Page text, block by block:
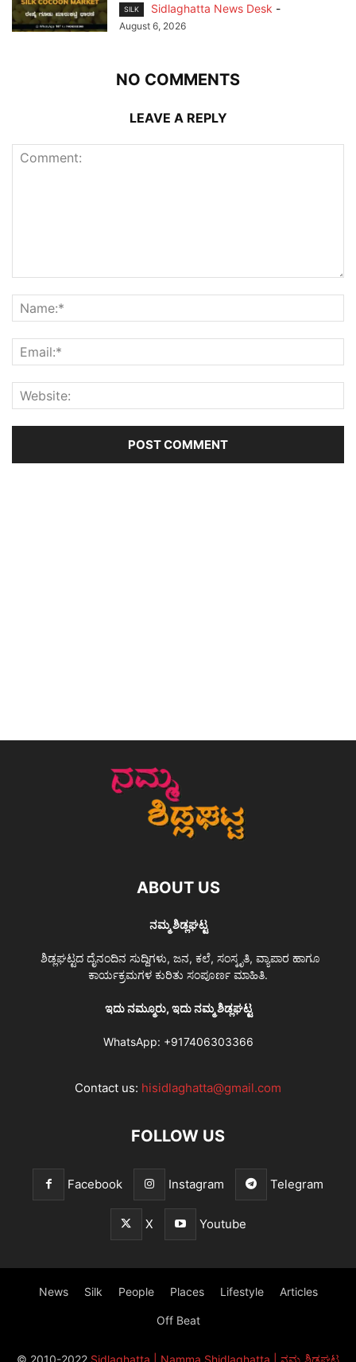
SILK Sidlaghatta News Desk -
August 6, 2026
NO COMMENTS
LEAVE A REPLY
ABOUT US
ನಮ್ಮ ಶಿಡ್ಲಘಟ್ಟ
ಶಿಡ್ಲಘಟ್ಟದ ದೈನಂದಿನ ಸುದ್ದಿಗಳು, ಜನ, ಕಲೆ, ಸಂಸ್ಕೃತಿ, ವ್ಯಾಪಾರ ಹಾಗೂ
ಕಾರ್ಯಕ್ರಮಗಳ ಕುರಿತು ಸಂಪೂರ್ಣ ಮಾಹಿತಿ.
ಇದು ನಮ್ಮೂರು, ಇದು ನಮ್ಮ ಶಿಡ್ಲಘಟ್ಟ
WhatsApp: +917406303366
Contact us: hisidlaghatta@gmail.com
FOLLOW US
Facebook Instagram Telegram
X Youtube
News Silk People Places Lifestyle Articles
Off Beat